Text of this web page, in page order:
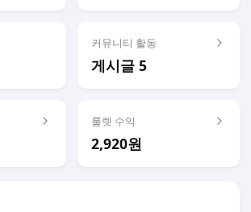
커뮤니티 활동
게시글 5
룰렛 수익
2,920원